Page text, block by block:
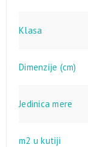
Klasa
Dimenzije (cm)
Jedinica mere
m2 u kutiji